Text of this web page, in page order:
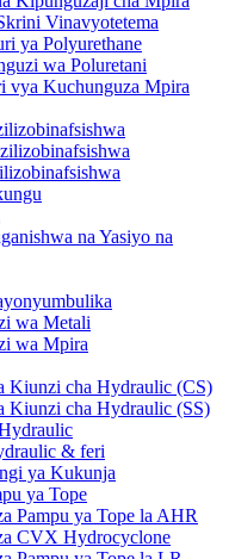
Vinavyotetema
ya Polyurethane
wa Poluretani
vya Kuchunguza Mpira
na Yasiyo na
wa Metali
wa Mpira
Kiunzi cha Hydraulic (CS)
Kiunzi cha Hydraulic (SS)
& feri
ya Kukunja
ya Tope
Pampu ya Tope la AHR
CVX Hydrocyclone